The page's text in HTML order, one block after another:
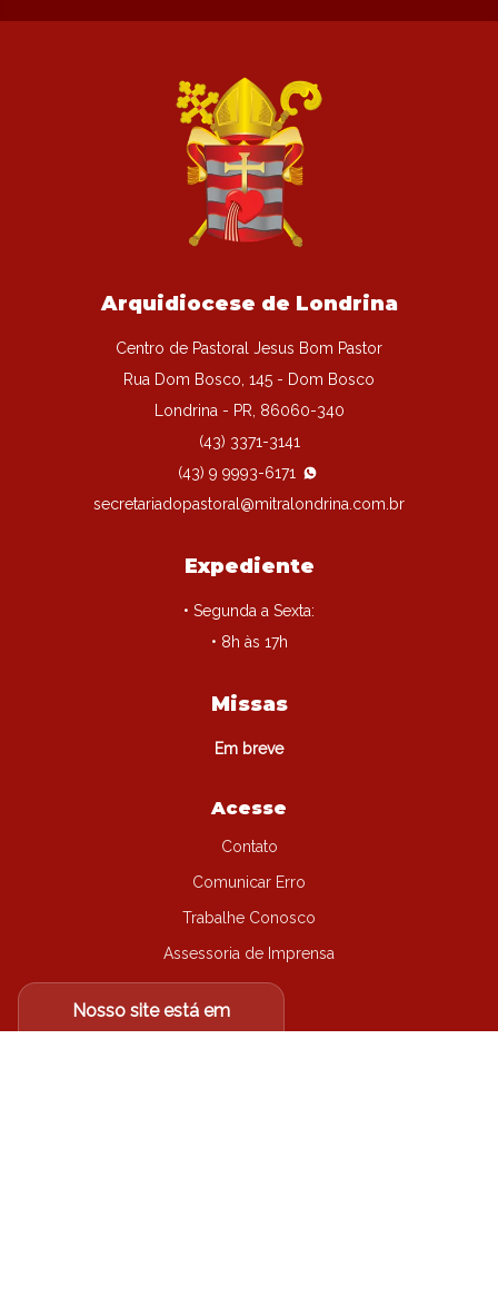
Arquidiocese de Londrina
Centro de Pastoral Jesus Bom Pastor
Rua Dom Bosco, 145 - Dom Bosco
Londrina - PR, 86060-340
(43) 3371-3141
(43) 9 9993-6171
secretariadopastoral@mitralondrina.com.br
Expediente
• Segunda a Sexta:
• 8h às 17h
Missas
Em breve
Acesse
Contato
Comunicar Erro
Trabalhe Conosco
Assessoria de Imprensa
Nosso site está em